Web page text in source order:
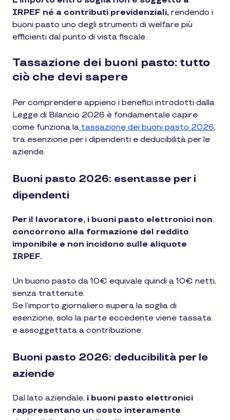
IRPEF né a contributi previdenziali, rendendo i
buoni pasto uno degli strumenti di welfare più
efficienti dal punto di vista fiscale.
Tassazione dei buoni pasto: tutto
ciò che devi sapere
Per comprendere appieno i benefici introdotti dalla
Legge di Bilancio 2026 è fondamentale capire
come funziona la tassazione dei buoni pasto 2026,
tra esenzione per i dipendenti e deducibilità per le
aziende.
Buoni pasto 2026: esentasse per i
dipendenti
Per il lavoratore, i buoni pasto elettronici non
concorrono alla formazione del reddito
imponibile e non incidono sulle aliquote
IRPEF.
Un buono pasto da 10€ equivale quindi a 10€ netti,
senza trattenute.
Se l’importo giornaliero supera la soglia di
esenzione, solo la parte eccedente viene tassata
e assoggettata a contribuzione.
Buoni pasto 2026: deducibilità per le
aziende
Dal lato aziendale, i buoni pasto elettronici
rappresentano un costo interamente